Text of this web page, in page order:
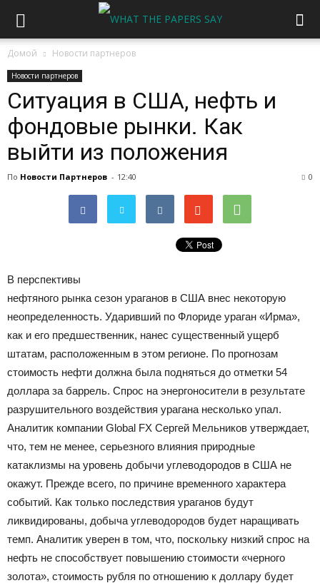
Домой Новости партнеров
Новости партнеров
Ситуация в США, нефть и
фондовые рынки. Как
выйти из положения
По Новости Партнеров - 12:40 0
В перспективы
нефтяного рынка сезон ураганов в США внес некоторую
неопределенность. Ударивший по Флориде ураган «Ирма»,
как и его предшественник, нанес существенный ущерб
штатам, расположенным в этом регионе. По прогнозам
стоимость нефти должна была подняться до отметки 54
доллара за баррель. Спрос на энергоносители в результате
разрушительного воздействия урагана несколько упал.
Аналитик компании Global FX Сергей Мельников утверждает,
что, тем не менее, серьезного влияния природные
катаклизмы на уровень добычи углеводородов в США не
окажут. Прежде всего, по причине временного характера
событий. Как только последствия ураганов будут
ликвидированы, добыча углеводородов будет наращивать
темп. Аналитик уверен в том, что, поскольку низкий спрос на
нефть не способствует повышению стоимости «черного
золота», стоимость рубля по отношению к доллару будет